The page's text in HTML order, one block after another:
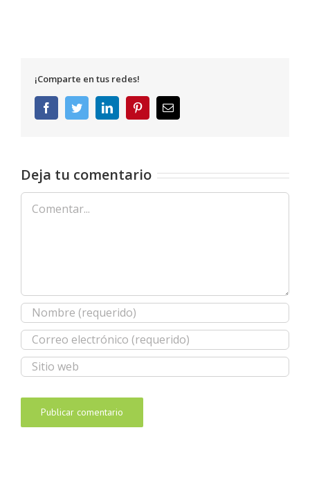
¡Comparte en tus redes!
FacebookTwitterLinkedInPinterestCorreo
electrónico
Deja tu comentario
Comentar